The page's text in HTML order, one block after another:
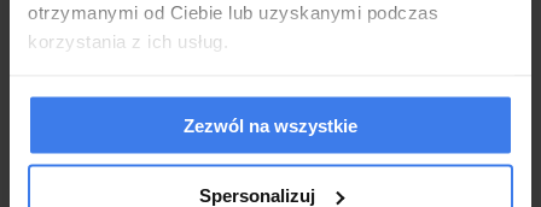
otrzymanymi od Ciebie lub uzyskanymi podczas
korzystania z ich usług.
Zezwól na wszystkie
Spersonalizuj
Model: BELANIA III